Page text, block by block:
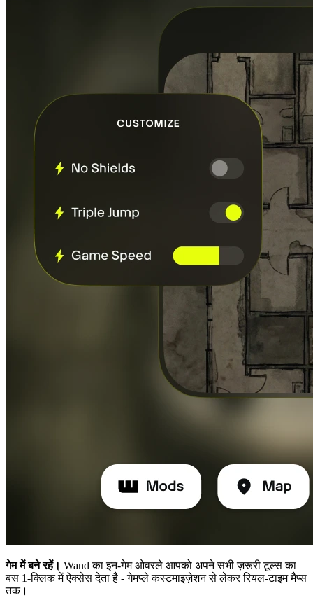
गेम में बने रहें। Wand का इन-गेम ओवरले आपको अपने सभी ज़रूरी टूल्स का
बस 1-क्लिक में ऐक्सेस देता है - गेमप्ले कस्टमाइज़ेशन से लेकर रियल-टाइम मैप्स
तक।